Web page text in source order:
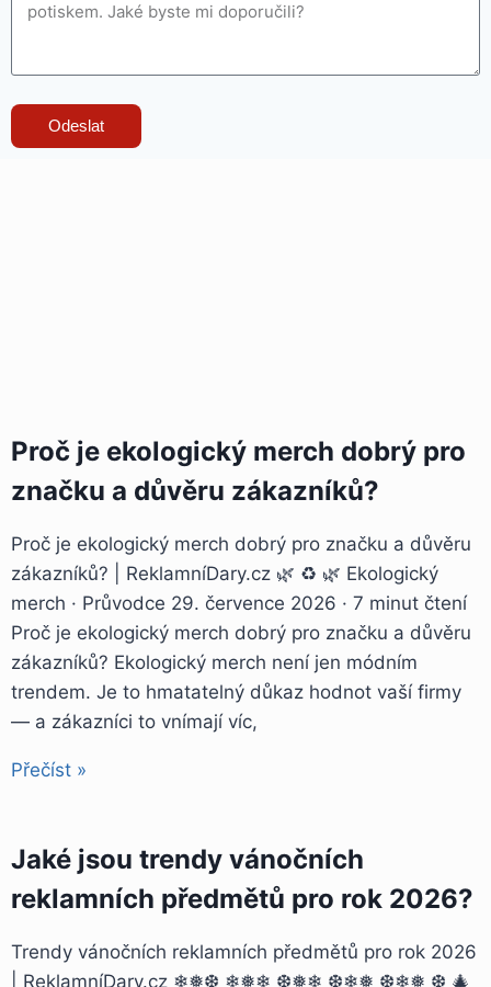
Odeslat
Proč je ekologický merch dobrý pro
značku a důvěru zákazníků?
Proč je ekologický merch dobrý pro značku a důvěru
zákazníků? | ReklamníDary.cz 🌿 ♻️ 🌿 Ekologický
merch · Průvodce 29. července 2026 · 7 minut čtení
Proč je ekologický merch dobrý pro značku a důvěru
zákazníků? Ekologický merch není jen módním
trendem. Je to hmatatelný důkaz hodnot vaší firmy
— a zákazníci to vnímají víc,
Přečíst »
Jaké jsou trendy vánočních
reklamních předmětů pro rok 2026?
Trendy vánočních reklamních předmětů pro rok 2026
| ReklamníDary.cz ❄❅❆ ❄❅❄ ❆❅❄ ❆❄❅ ❆❄❅ ❆ 🎄